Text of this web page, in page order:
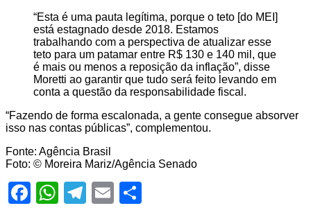
“Esta é uma pauta legítima, porque o teto [do MEI]
está estagnado desde 2018. Estamos
trabalhando com a perspectiva de atualizar esse
teto para um patamar entre R$ 130 e 140 mil, que
é mais ou menos a reposição da inflação”, disse
Moretti ao garantir que tudo será feito levando em
conta a questão da responsabilidade fiscal.
“Fazendo de forma escalonada, a gente consegue absorver
isso nas contas públicas”, complementou.
Fonte: Agência Brasil
Foto: © Moreira Mariz/Agência Senado
Facebook
WhatsApp
Telegram
Email